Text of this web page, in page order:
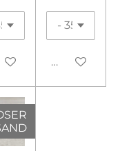
Warenkorb
In den